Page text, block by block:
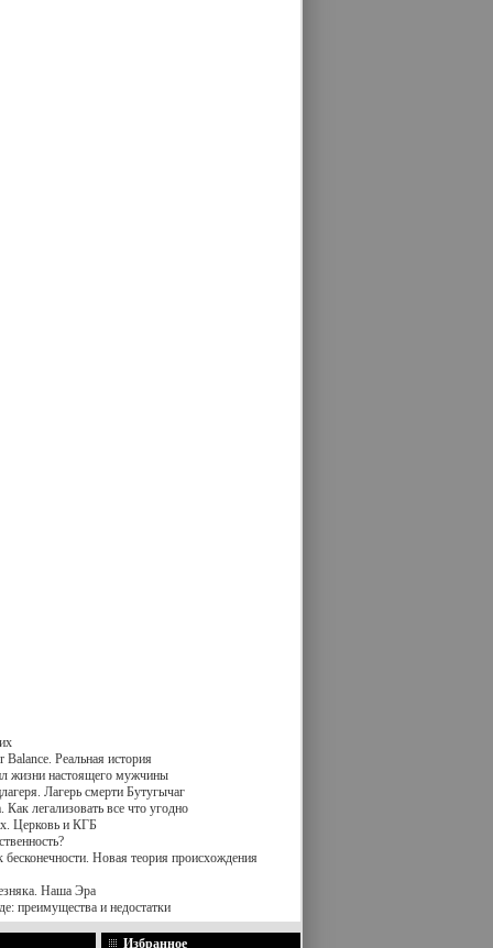
Balance. Реальная история
жизни настоящего мужчины
Лагерь смерти Бутугычаг
легализовать все что угодно
Церковь и КГБ
бесконечности. Новая теория происхождения
Наша Эра
преимущества и недостатки
Избранное